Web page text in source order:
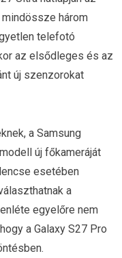
három
telefotó
az elsődleges és az
új szenzorokat
a Samsung
új főkameráját
esetében
a
egyelőre nem
a Galaxy S27 Pro